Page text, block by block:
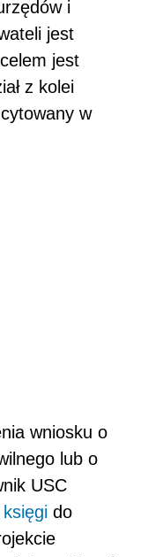
i
jest
jest
z kolei
w
wniosku o
lub o
USC
księgi do